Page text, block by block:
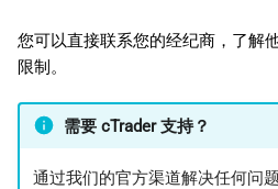
您可以直接联系您的经纪商，了解
限制。
需要 cTrader 支持？
通过我们的官方渠道解决任何问题